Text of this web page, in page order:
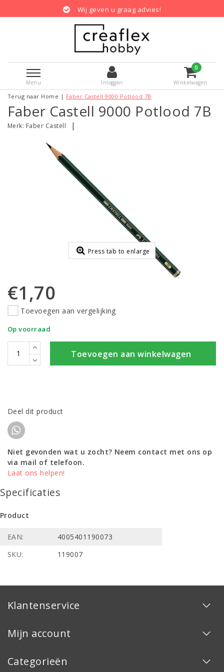
Wij geven u graag advies!
Menu Inloggen
0
Winkelwagen
Terug naar Home | Faber Castell 9000 Potlood 7B
Faber Castell 9000 Potlood 7B
Merk: Faber Castell |
Press tab to enlarge
€1,70
Toevoegen aan vergelijking
Op voorraad
Toevoegen aan winkelwagen
Deel dit product
Niet gevonden wat u zocht? Neem contact met ons op
via mail of telefoon.
Laat ons helpen!
Specificaties
Product
EAN:
4005401190073
SKU:
119007
Klantenservice
Mijn account
Categorieën